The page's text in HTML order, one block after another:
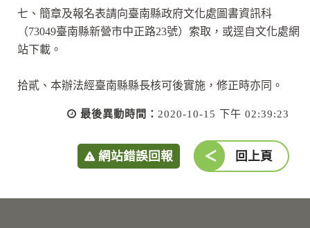
七、簡章及報名表請向臺南縣政府文化處圖書資訊科
（73049臺南縣新營市中正路23號）索取，或逕自文化處網
站下載。
拾貳、本辦法經臺南縣縣長核可後實施，修正時亦同。
最後異動時間： 2020-10-15 下午 02:39:23
網站錯誤回報 回上頁